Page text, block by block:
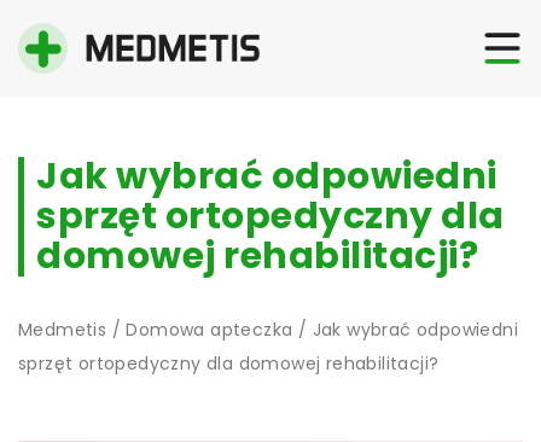
Jak wybrać odpowiedni
sprzęt ortopedyczny dla
domowej rehabilitacji?
Medmetis /Domowa apteczka / Jak wybrać odpowiedni
sprzęt ortopedyczny dla domowej rehabilitacji?